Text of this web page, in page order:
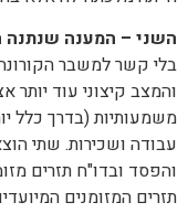
השני – המענה שנתנה
בלי קשר למשבר
והמצב קיצוני עוד יותר
משמעותיות (בדרך כלל
עבודה ושכירות. שתי
והפסד ובדו"ח תזרים
תזרים המזומנים